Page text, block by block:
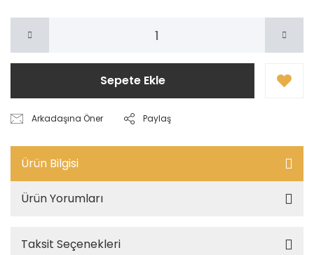
Sepete Ekle
Arkadaşına Öner Paylaş
Ürün Bilgisi
Ürün Yorumları
Taksit Seçenekleri